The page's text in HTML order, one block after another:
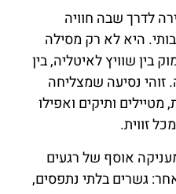
לדרך שבה חוויה
היא לא רק מסילה
בין שוויץ לאיטליה, בין
זוהי נסיעה שמצליחה
ותיקים ואפילו
זווית.
אוסף של רגעים
גשרים בלתי נתפסים,